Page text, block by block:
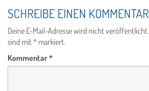
SCHREIBE EINEN KOMMENTAR
Deine E-Mail-Adresse wird nicht veröffentlicht.
sind mit* markiert.
Kommentar*